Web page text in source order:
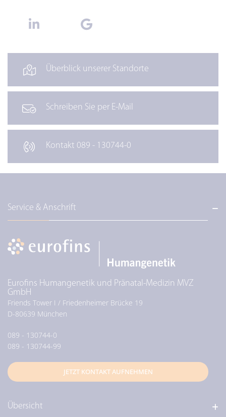
Überblick unserer Standorte
Schreiben Sie per E-Mail
Kontakt 089 - 130744-0
Service & Anschrift
Eurofins Humangenetik und Pränatal-Medizin MVZ
GmbH
Friends Tower I / Friedenheimer Brücke 19
D-80639 München
089 - 130744-0
089 - 130744-99
JETZT KONTAKT AUFNEHMEN
Übersicht